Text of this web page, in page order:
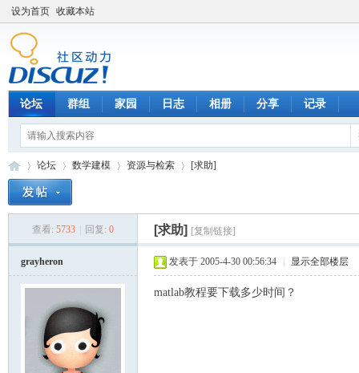
设为首页 收藏本站
论坛 群组 家园 日志 相册 分享 记录
论坛
›
数学建模
›
资源与检索
›
[求助]
查看: 5733 回复: 0 [求助] [复制链接]
grayheron 发表于 2005-4-30 00:56:34 显示全部楼层
matlab教程要下载多少时间？